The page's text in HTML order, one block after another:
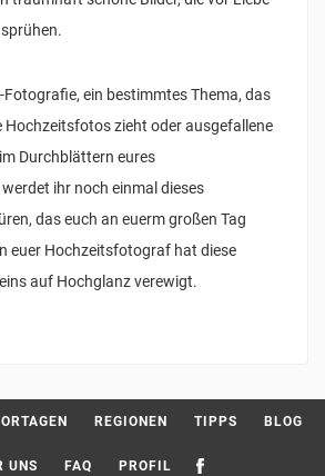
Fotografie, ein bestimmtes Thema, das
Hochzeitsfotos zieht oder ausgefallene
Durchblättern eures
ihr noch einmal dieses
das euch an euerm großen Tag
euer Hochzeitsfotograf hat diese
auf Hochglanz verewigt.
REGIONEN TIPPS BLOG
UNS FAQ PROFIL